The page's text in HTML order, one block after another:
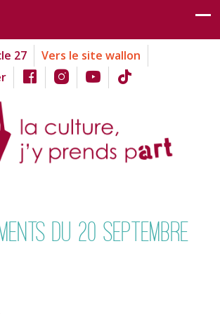
27
Vers le site wallon
du 20 septembre